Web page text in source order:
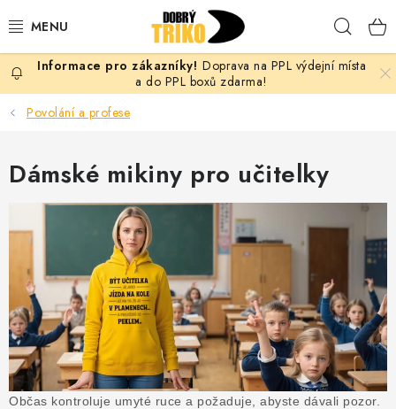
na
PRO ŽENY
PRO MUŽE
PRO DĚTI
VLASTNÍ MOTIV
TRIČKA
MIKINY
Doprava na PPL výdejní místa
a do PPL boxů zdarma!
Povolání a profese
Dámské mikiny pro učitelky
Občas kontroluje umyté ruce a požaduje, abyste dávali pozor.